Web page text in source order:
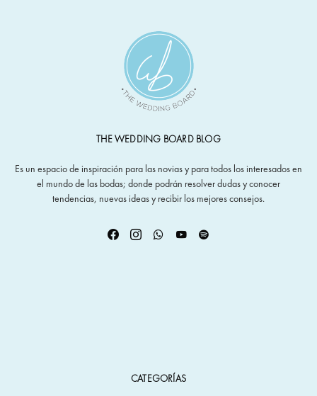
THE WEDDING BOARD BLOG
Es un espacio de inspiración para las novias y para todos los interesados en
el mundo de las bodas; donde podrán resolver dudas y conocer
tendencias, nuevas ideas y recibir los mejores consejos.
CATEGORÍAS